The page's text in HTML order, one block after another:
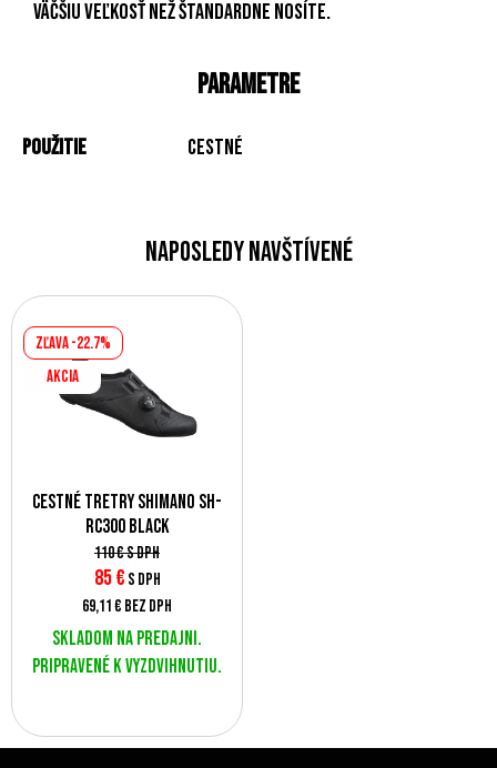
väčšiu veľkosť než štandardne nosíte.
Parametre
Použitie Cestné
Naposledy navštívené
Zľava -22.7%
AKCIA
Cestné tretry Shimano SH-
RC300 Black
110 €s DPH
85 € s DPH
69,11 € bez DPH
Skladom na predajni.
Pripravené k vyzdvihnutiu.